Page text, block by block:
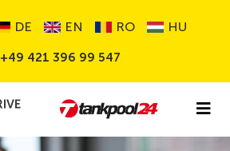
+49 421 396 99 547
DE EN RO HU